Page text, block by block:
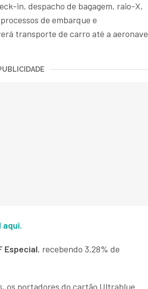
in, despacho de bagagem, raio-X,
de embarque e
transporte de carro até a aeronave
aqui.
Especial, recebendo 3,28% de
os portadores do cartão Ultrablue